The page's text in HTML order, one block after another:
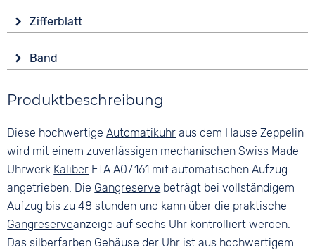
Funktionen
Datumsanzeige
Wasserdicht
5 bar
Saphirglas
Form
Rund
Material
Farbe
Silber
Zifferblatt
Analog
Grün
Ziffern
Keine
Band
Braun
Material
Bandschließe
Dornschließe
Produktbeschreibung
Diese hochwertigeAutomatikuhr aus dem Hause Zeppelin
wird mit einem zuverlässigen mechanischenSwiss Made
Uhrwerk Kaliber ETA A07.161 mit automatischen Aufzug
angetrieben. Die Gangreserve beträgt bei vollständigem
Aufzug bis zu 48 stunden und kann über die praktische
Gangreserveanzeige auf sechs Uhr kontrolliert werden.
Das silberfarben Gehäuse der Uhr ist aus hochwertigem